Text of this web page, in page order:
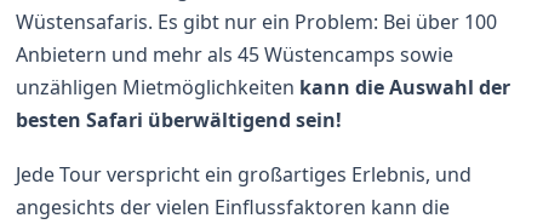
Wüstensafaris. Es gibt nur ein Problem: Bei über 100
Anbietern und mehr als 45 Wüstencamps sowie
unzähligen Mietmöglichkeiten kann die Auswahl der
besten Safari überwältigend sein!
Jede Tour verspricht ein großartiges Erlebnis, und
angesichts der vielen Einflussfaktoren kann die